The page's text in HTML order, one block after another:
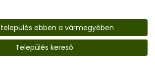
település ebben a vármegyében
Település kereső